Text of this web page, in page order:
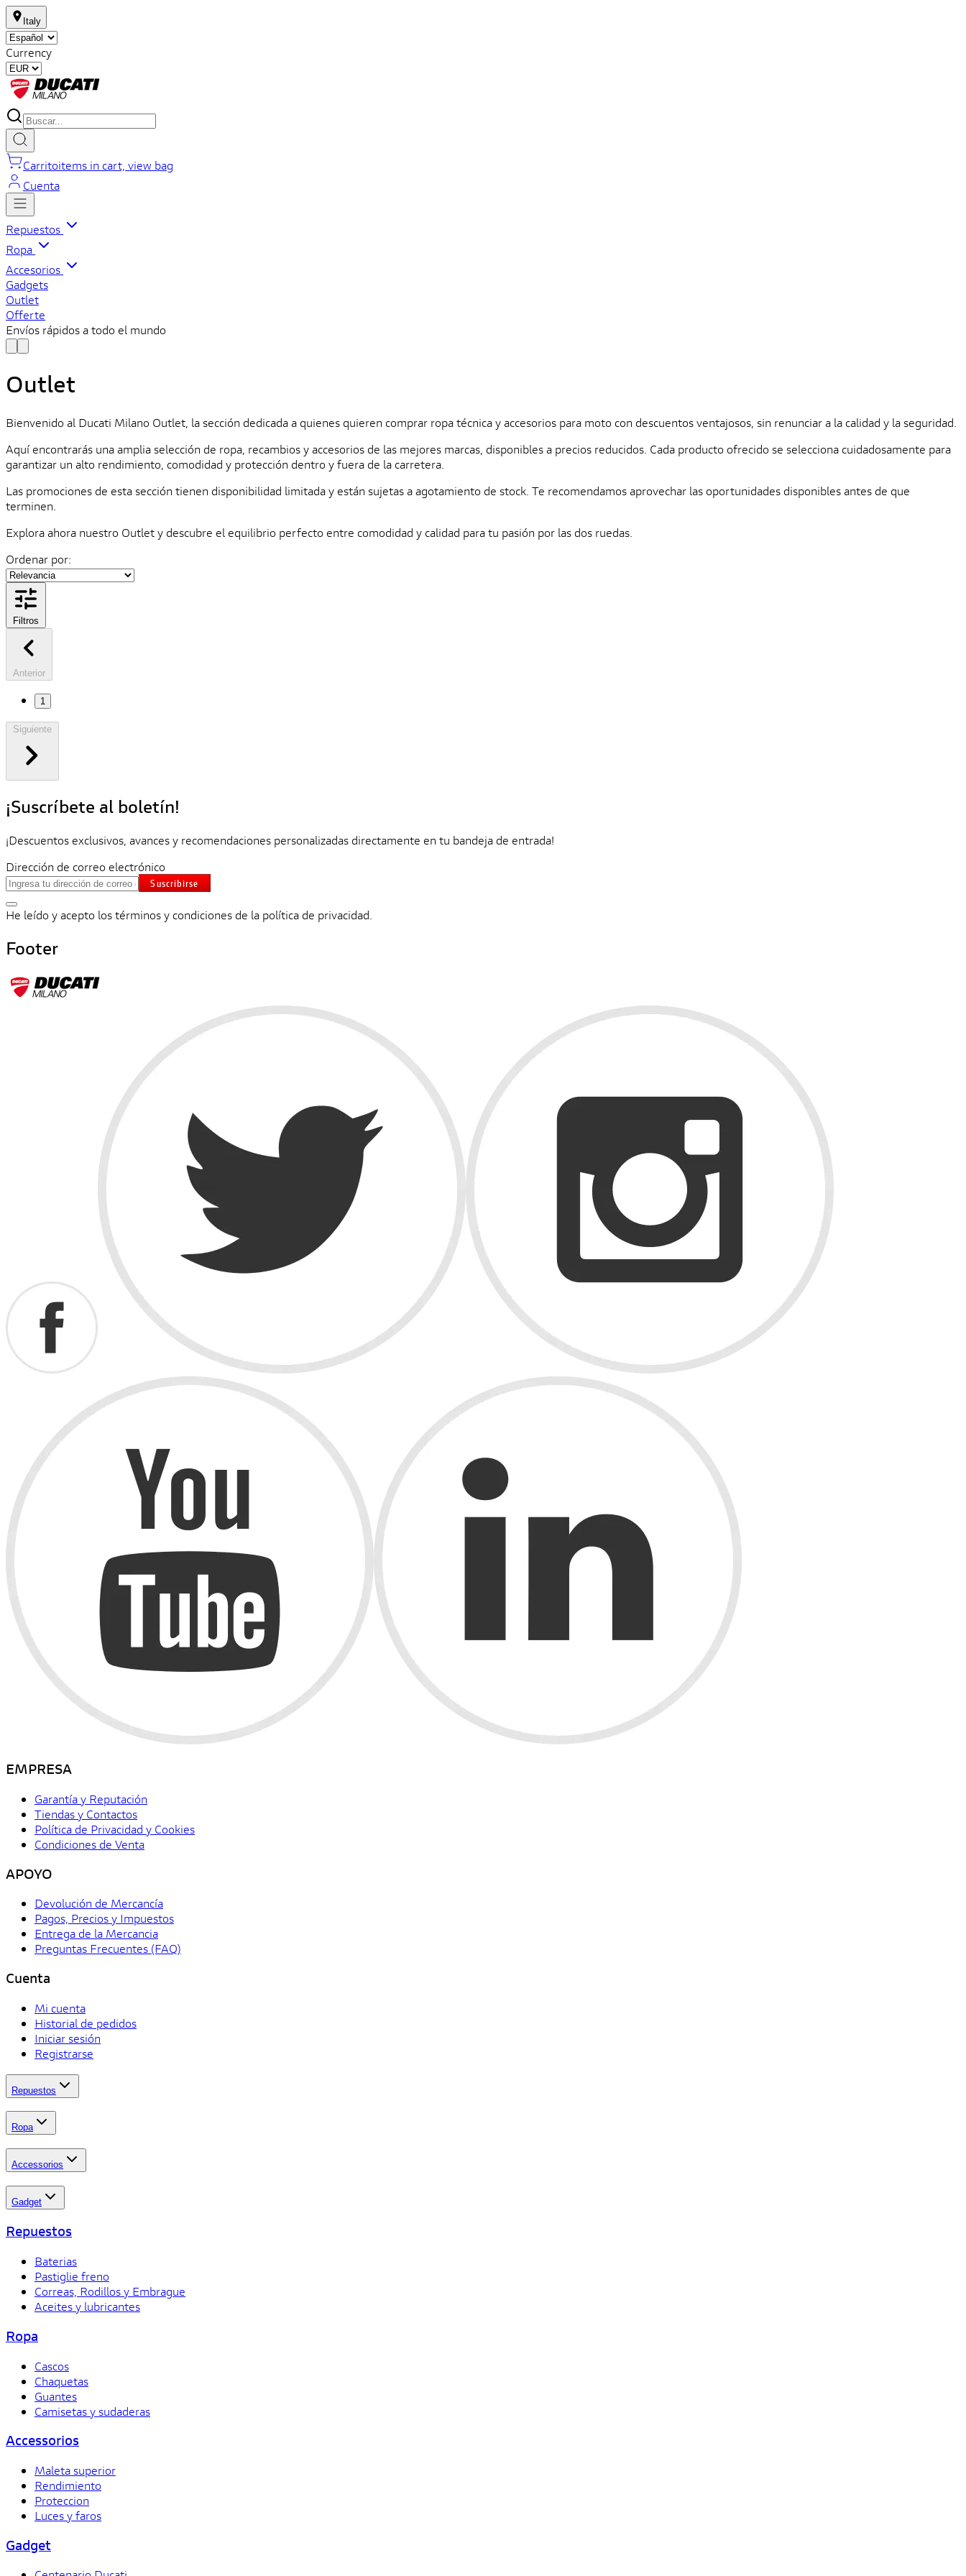
Italy
Currency
Carritoitems in cart, view bag
Cuenta
Repuestos
Ropa
Accesorios
Gadgets
Outlet
Offerte
Envíos rápidos a todo el mundo
Outlet
Bienvenido al Ducati Milano Outlet, la sección dedicada a quienes quieren comprar ropa técnica y accesorios para moto con descuentos ventajosos, sin renunciar a la calidad y la seguridad.
Aquí encontrarás una amplia selección de ropa, recambios y accesorios de las mejores marcas, disponibles a precios reducidos. Cada producto ofrecido se selecciona cuidadosamente para
garantizar un alto rendimiento, comodidad y protección dentro y fuera de la carretera.
Las promociones de esta sección tienen disponibilidad limitada y están sujetas a agotamiento de stock. Te recomendamos aprovechar las oportunidades disponibles antes de que
terminen.
Explora ahora nuestro Outlet y descubre el equilibrio perfecto entre comodidad y calidad para tu pasión por las dos ruedas.
Ordenar por:
Filtros
Anterior
1
¡Suscríbete al boletín!
¡Descuentos exclusivos, avances y recomendaciones personalizadas directamente en tu bandeja de entrada!
Dirección de correo electrónico
Suscribirse
He leído y acepto los términos y condiciones de la política de privacidad.
Footer
EMPRESA
Garantía y Reputación
Tiendas y Contactos
Política de Privacidad y Cookies
Condiciones de Venta
APOYO
Devolución de Mercancía
Pagos, Precios y Impuestos
Entrega de la Mercancia
Preguntas Frecuentes (FAQ)
Cuenta
Mi cuenta
Historial de pedidos
Iniciar sesión
Registrarse
Repuestos
Ropa
Accessorios
Gadget
Repuestos
Baterias
Pastiglie freno
Correas, Rodillos y Embrague
Aceites y lubricantes
Ropa
Cascos
Chaquetas
Guantes
Camisetas y sudaderas
Accessorios
Maleta superior
Rendimiento
Proteccion
Luces y faros
Gadget